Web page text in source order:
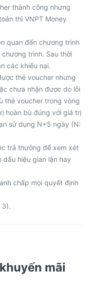
thành công nhưng
thì VNPT Money
quan đến chương trình
trình. Sau thời
các khiếu nại.
thẻ voucher nhưng
chưa nhận được do lỗi
thẻ voucher trong vòng
hoàn bù đúng với giá trị
sử dụng N+5 ngày (N:
trả thưởng để xem xét
hiệu gian lận hay
chấp mọi quyết định
3).
mãi